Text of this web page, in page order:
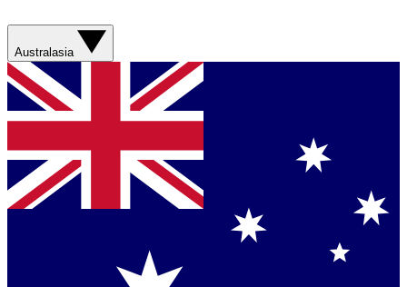
Australasia